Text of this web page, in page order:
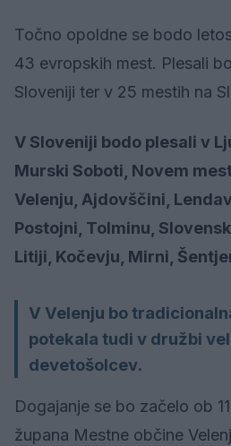
Točno opoldne se bodo
43 evropskih mest. Plesali
Sloveniji ter v 25 mestih na
V Sloveniji bodo plesali v
Murski Soboti, Novem
Velenju, Ajdovščini,
Postojni, Tolminu,
Litiji, Kočevju, Mirni,
V Velenju bo
potekala tudi v družbi
devetošolcev.
Dogajanje se bo začelo ob
župana Mestne občine